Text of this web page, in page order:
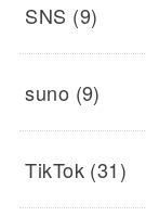
SNS (9)
suno (9)
TikTok (31)